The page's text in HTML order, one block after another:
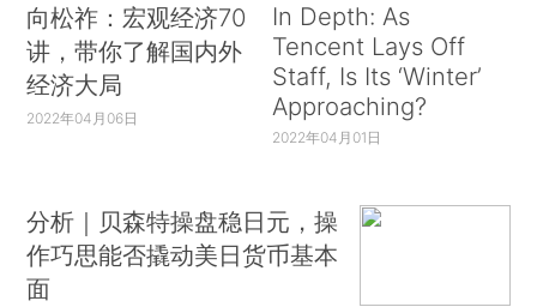
向松祚：宏观经济70
讲，带你了解国内外
经济大局
2022年04月06日
In Depth: As
Tencent Lays Off
Staff, Is Its ‘Winter’
Approaching?
2022年04月01日
分析｜贝森特操盘稳日元，操
作巧思能否撬动美日货币基本
面